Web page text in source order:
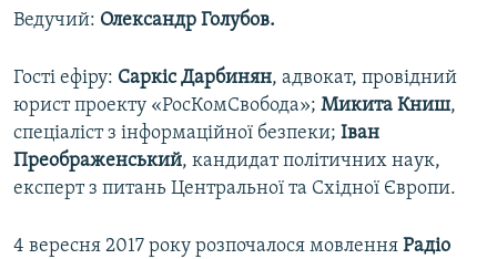
Ведучий: Олександр Голубов.
Гості ефіру: Саркіс Дарбинян, адвокат, провідний
юрист проекту «РосКомСвобода»; Микита Книш,
спеціаліст з інформаційної безпеки; Іван
Преображенський, кандидат політичних наук,
експерт з питань Центральної та Східної Європи.
4 вересня 2017 року розпочалося мовлення Радіо